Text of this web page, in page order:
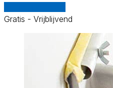
Gratis - Vrijblijvend